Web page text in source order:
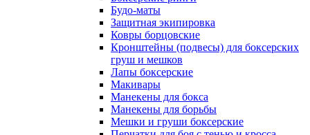
Будо-маты
Защитная экипировка
Ковры борцовские
Кронштейны (подвесы) для боксерских
груш и мешков
Лапы боксерские
Макивары
Манекены для бокса
Манекены для борьбы
Мешки и груши боксерские